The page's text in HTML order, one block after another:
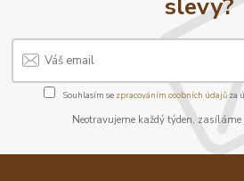
Souhlasím se zpracováním osobních údajůza
Neotravujeme každý týden, zasíláme